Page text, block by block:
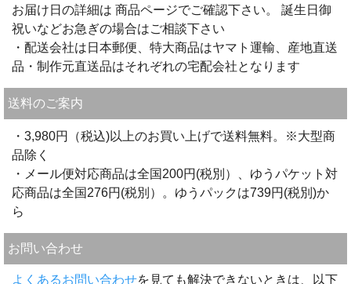
お届け日の詳細は 商品ページでご確認下さい。 誕生日御
祝いなどお急ぎの場合はご相談下さい
・配送会社は日本郵便、特大商品はヤマト運輸、産地直送
品・制作元直送品はそれぞれの宅配会社となります
送料のご案内
・3,980円（税込)以上のお買い上げで送料無料。※大型商
品除く
・メール便対応商品は全国200円(税別）、ゆうパケット対
応商品は全国276円(税別）。ゆうパックは739円(税別)か
ら
お問い合わせ
よくあるお問い合わせを見ても解決できないときは、以下